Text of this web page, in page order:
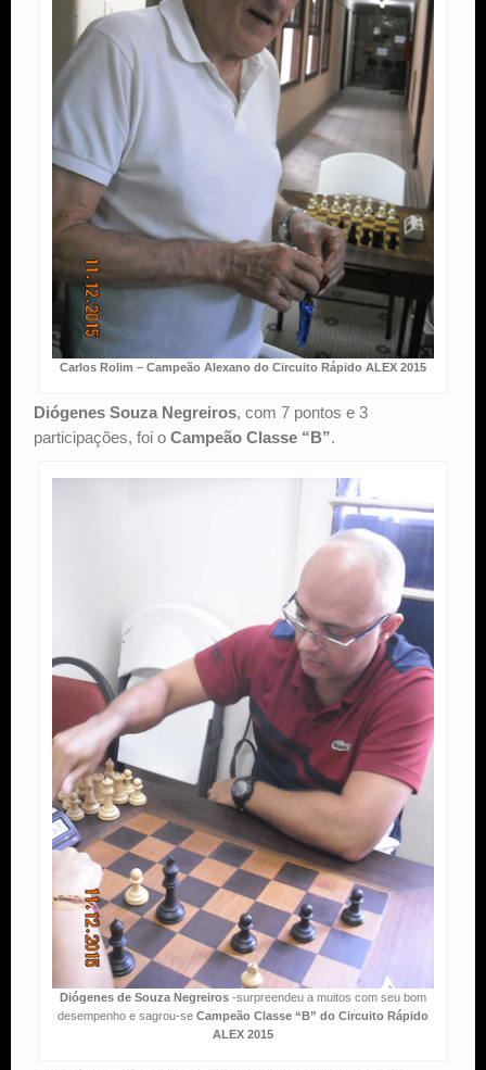
Carlos Rolim – Campeão Alexano do Circuito Rápido ALEX 2015
Diógenes Souza Negreiros, com 7 pontos e 3
participações, foi o Campeão Classe “B”.
Diógenes de Souza Negreiros-surpreendeu a muitos com seu bom
desempenho e sagrou-seCampeão Classe “B” do Circuito Rápido
ALEX 2015